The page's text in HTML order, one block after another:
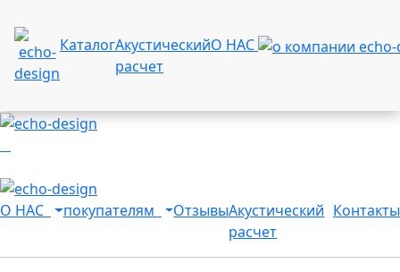
КаталогАкустический
расчет
О НАС
О НАС покупателям ОтзывыАкустический
расчет
Контакты